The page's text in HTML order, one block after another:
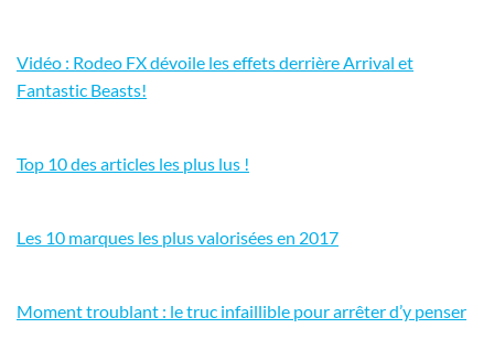
Vidéo : Rodeo FX dévoile les effets derrière Arrival et
Fantastic Beasts!
Top 10 des articles les plus lus !
Les 10 marques les plus valorisées en 2017
Moment troublant : le truc infaillible pour arrêter d’y penser